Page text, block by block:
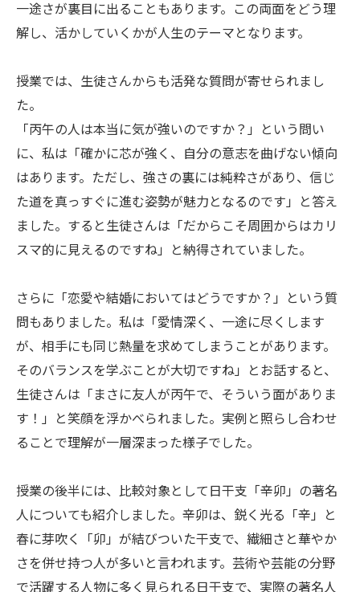
一途さが裏目に出ることもあります。この両面をどう理
解し、活かしていくかが人生のテーマとなります。
授業では、生徒さんからも活発な質問が寄せられまし
た。
「丙午の人は本当に気が強いのですか？」という問い
に、私は「確かに芯が強く、自分の意志を曲げない傾向
はあります。ただし、強さの裏には純粋さがあり、信じ
た道を真っすぐに進む姿勢が魅力となるのです」と答え
ました。すると生徒さんは「だからこそ周囲からはカリ
スマ的に見えるのですね」と納得されていました。
さらに「恋愛や結婚においてはどうですか？」という質
問もありました。私は「愛情深く、一途に尽くします
が、相手にも同じ熱量を求めてしまうことがあります。
そのバランスを学ぶことが大切ですね」とお話すると、
生徒さんは「まさに友人が丙午で、そういう面がありま
す！」と笑顔を浮かべられました。実例と照らし合わせ
ることで理解が一層深まった様子でした。
授業の後半には、比較対象として日干支「辛卯」の著名
人についても紹介しました。辛卯は、鋭く光る「辛」と
春に芽吹く「卯」が結びついた干支で、繊細さと華やか
さを併せ持つ人が多いと言われます。芸術や芸能の分野
で活躍する人物に多く見られる日干支で、実際の著名人